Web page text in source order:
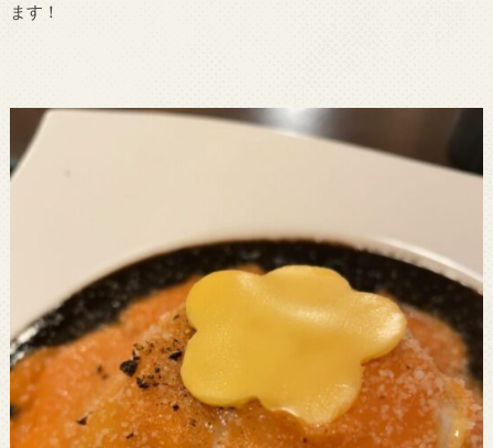
ます！